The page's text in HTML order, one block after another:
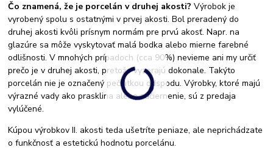
Čo znamená, že je porcelán v druhej akosti? Výrobok je
vyrobený spolu s ostatnými v prvej akosti. Bol preradený do
druhej akosti kvôli prísnym normám pre prvú akosť. Napr. na
glazúre sa môže vyskytovať malá bodka alebo mierne farebné
odlišnosti. V mnohých prípadoch (cca 90%) nevieme ani my určiť
prečo je v druhej akosti, pretože vyzerajú dokonale. Takýto
porcelán nie je označený pečiatkou odspodu. Výrobky, ktoré majú
výrazné vady ako prasklina alebo začiernenie, sú z predaja
vylúčené.
Kúpou výrobkov II. akosti teda ušetríte peniaze, ale neprichádzate
o funkčnosť a estetickú hodnotu porcelánu.